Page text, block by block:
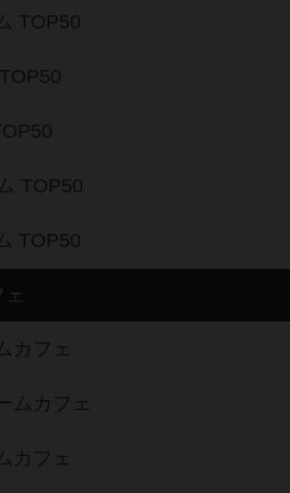
TOP50
TOP50
TOP50
カフェ
ムカフェ
カフェ